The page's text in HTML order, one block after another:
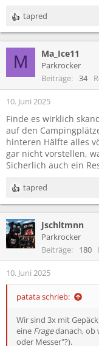
R
e
i
n
n
:
tapred
M Ma_Ice11
Parkrocker
Beiträge
34
10. Juni 2025
Finde es wirklich
auf den
hinteren Hälfte alles
gar nicht vorstellen,
Sicherlich auch ein
R
e
k
t
i
n
tapred
Jschltmnn
Parkrocker
Beiträge
180
10. Juni 2025
patata schrieb:
Wir sind 3x mit
eine Fragedanach, ob
oder Messer"?).